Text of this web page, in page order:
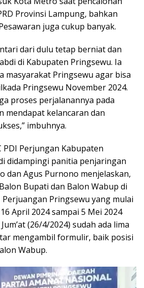
Provinsi Lampung, bahkan
juga cukup banyak.
dari dulu tetap berniat dan
di Kabupaten Pringsewu. Ia
masyarakat Pringsewu agar bisa
Pringsewu November 2024.
proses perjalanannya pada
mendapat kelancaran dan
imbuhnya.
PDI Perjungan Kabupaten
didampingi panitia penjaringan
dan Agus Purnono menjelaskan,
Bupati dan Balon Wabup di
Pringsewu yang mulai
April 2024 sampai 5 Mei 2024
(26/4/2024) sudah ada lima
mengambil formulir, baik posisi
Wabup.